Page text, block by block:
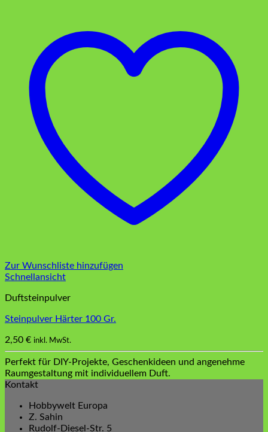
Zur Wunschliste hinzufügen
Schnellansicht
Duftsteinpulver
Steinpulver Härter 100 Gr.
2,50 € inkl. MwSt.
Perfekt für DIY-Projekte, Geschenkideen und angenehme
Raumgestaltung mit individuellem Duft.
Kontakt
Hobbywelt Europa
Z. Sahin
Rudolf-Diesel-Str. 5